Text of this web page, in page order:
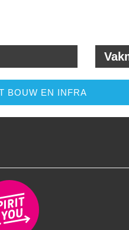
BOUW EN INFRA